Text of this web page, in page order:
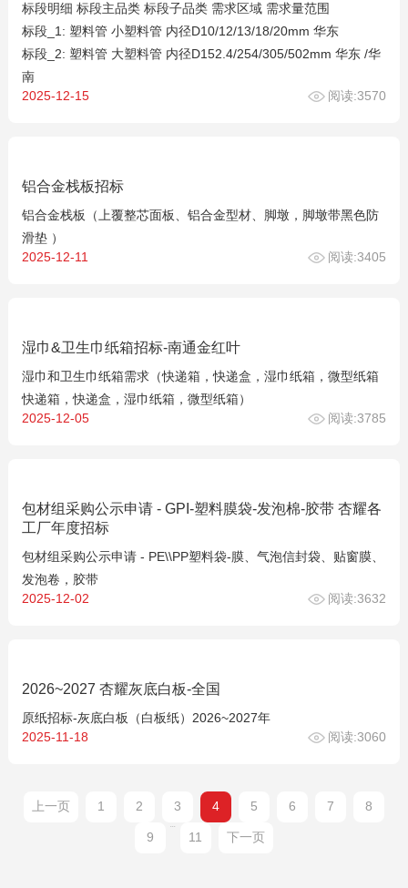
标段明细 标段主品类 标段子品类 需求区域 需求量范围
标段_1: 塑料管 小塑料管 内径D10/12/13/18/20mm 华东
标段_2: 塑料管 大塑料管 内径D152.4/254/305/502mm 华东 /华
南
2025-12-15
阅读:3570
铝合金栈板招标
铝合金栈板（上覆整芯面板、铝合金型材、脚墩，脚墩带黑色防
滑垫 ）
2025-12-11
阅读:3405
湿巾&卫生巾纸箱招标-南通金红叶
湿巾和卫生巾纸箱需求（快递箱，快递盒，湿巾纸箱，微型纸箱
快递箱，快递盒，湿巾纸箱，微型纸箱）
2025-12-05
阅读:3785
包材组采购公示申请 - GPI-塑料膜袋-发泡棉-胶带 杏耀各
工厂年度招标
包材组采购公示申请 - PE\\PP塑料袋-膜、气泡信封袋、贴窗膜、
发泡卷，胶带
2025-12-02
阅读:3632
2026~2027 杏耀灰底白板-全国
原纸招标-灰底白板（白板纸）2026~2027年
2025-11-18
阅读:3060
上一页 1 2 3 4 5 6 7 8
9
...
11 下一页